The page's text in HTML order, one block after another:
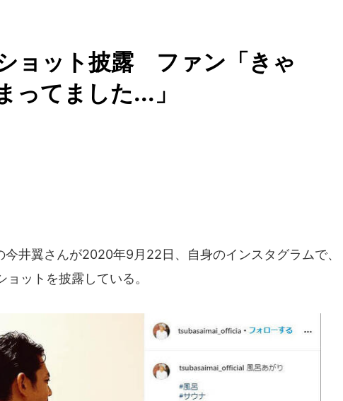
ョット披露 ファン「きゃ
ってました...」
井翼さんが2020年9月22日、自身のインスタグラムで、
ットを披露している。